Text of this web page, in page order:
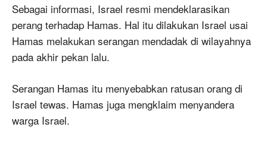
Sebagai informasi, Israel resmi mendeklarasikan
perang terhadap Hamas. Hal itu dilakukan Israel usai
Hamas melakukan serangan mendadak di wilayahnya
pada akhir pekan lalu.
Serangan Hamas itu menyebabkan ratusan orang di
Israel tewas. Hamas juga mengklaim menyandera
warga Israel.